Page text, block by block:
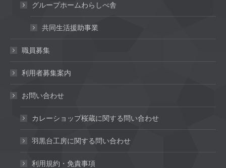
グループホームわらしべ舎
共同生活援助事業
職員募集
利用者募集案内
お問い合わせ
カレーショップ桜蔵に関する問い合わせ
羽黒台工房に関する問い合わせ
利用規約・免責事項